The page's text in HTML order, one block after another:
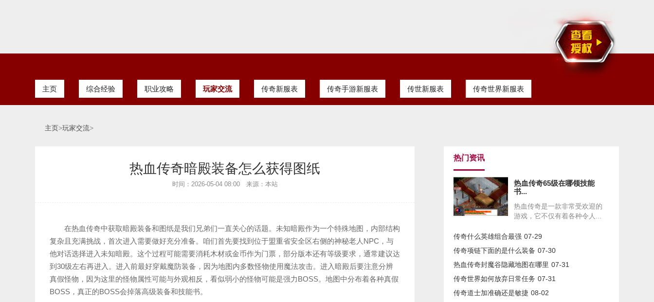
主页 综合经验 职业攻略 玩家交流 传奇新服表 传奇手游新服表 传世新服表 传奇世界新服表
主页>玩家交流>
热血传奇暗殿装备怎么获得图纸
时间：2026-05-04 08:00 来源：本站
在热血传奇中获取暗殿装备和图纸是我们兄弟们一直关心的话题。未知暗殿作为一个特殊地图，内部结构
复杂且充满挑战，首次进入需要做好充分准备。咱们首先要找到位于盟重省安全区右侧的神秘老人NPC，与
他对话选择进入未知暗殿。这个过程可能需要消耗木材或金币作为门票，部分版本还有等级要求，通常建议达
到30级左右再进入。进入前最好穿戴魔防装备，因为地图内多数怪物使用魔法攻击。进入暗殿后要注意分辨
真假怪物，因为这里的怪物属性可能与外观相反，看似弱小的怪物可能是强力BOSS。地图中分布着各种真假
BOSS，真正的BOSS会掉落高级装备和技能书。
热门资讯
热血传奇65级在哪领技能
书...
热血传奇是一款非常受欢迎的
游戏，它不仅有着各种令人...
传奇什么英雄组合最强 07-29
传奇项链下面的是什么装备 07-30
热血传奇封魔谷隐藏地图在哪里 07-31
传奇世界如何放弃日常任务 07-31
传奇道士加准确还是敏捷 08-02